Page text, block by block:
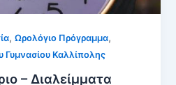
,Ωρολόγιο Πρόγραμμα,
Γυμνασίου Καλλίπολης
– Διαλείμματα